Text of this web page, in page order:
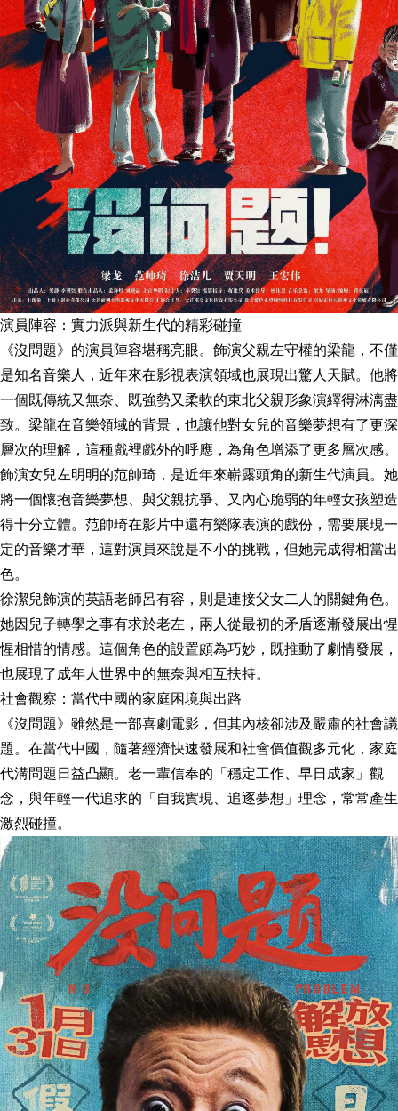
演員陣容：實力派與新生代的精彩碰撞
《沒問題》的演員陣容堪稱亮眼。飾演父親左守權的梁龍，不僅
是知名音樂人，近年來在影視表演領域也展現出驚人天賦。他將
一個既傳統又無奈、既強勢又柔軟的東北父親形象演繹得淋漓盡
致。梁龍在音樂領域的背景，也讓他對女兒的音樂夢想有了更深
層次的理解，這種戲裡戲外的呼應，為角色增添了更多層次感。
飾演女兒左明明的范帥琦，是近年來嶄露頭角的新生代演員。她
將一個懷抱音樂夢想、與父親抗爭、又內心脆弱的年輕女孩塑造
得十分立體。范帥琦在影片中還有樂隊表演的戲份，需要展現一
定的音樂才華，這對演員來說是不小的挑戰，但她完成得相當出
色。
徐潔兒飾演的英語老師呂有容，則是連接父女二人的關鍵角色。
她因兒子轉學之事有求於老左，兩人從最初的矛盾逐漸發展出惺
惺相惜的情感。這個角色的設置頗為巧妙，既推動了劇情發展，
也展現了成年人世界中的無奈與相互扶持。
社會觀察：當代中國的家庭困境與出路
《沒問題》雖然是一部喜劇電影，但其內核卻涉及嚴肅的社會議
題。在當代中國，隨著經濟快速發展和社會價值觀多元化，家庭
代溝問題日益凸顯。老一輩信奉的「穩定工作、早日成家」觀
念，與年輕一代追求的「自我實現、追逐夢想」理念，常常產生
激烈碰撞。